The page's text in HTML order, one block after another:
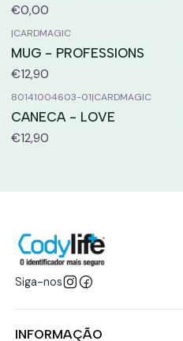
€0,00
|CARDMAGIC
MUG - PROFESSIONS
€12,90
80141004603-01|CARDMAGIC
CANECA - LOVE
€12,90
Siga-nos
INFORMAÇÃO